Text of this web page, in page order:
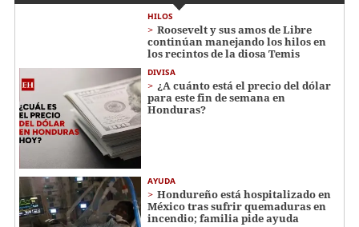
HILOS
Roosevelt y sus amos de Libre
continúan manejando los hilos en
los recintos de la diosa Temis
DIVISA
¿A cuánto está el precio del dólar
para este fin de semana en
Honduras?
AYUDA
Hondureño está hospitalizado en
México tras sufrir quemaduras en
incendio; familia pide ayuda